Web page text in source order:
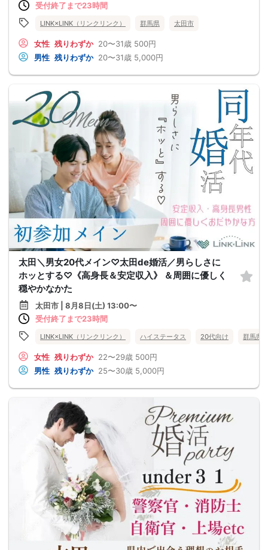
受付終了まで23時間
LINK×LINK（リンクリンク） 群馬県 太田市
女性 残りわずか 20〜31歳 500円
男性 残りわずか 20〜31歳 5,000円
太田＼男女20代メイン♡太田de婚活／男らしさに
ホッとする♡《高身長＆安定収入》 ＆周囲に優しく
穏やかなかた
太田市 | 8月8日(土) 13:00〜
受付終了まで23時間
LINK×LINK（リンクリンク） ハイステータス 20代向け 群馬県
女性 残りわずか 22〜29歳 500円
男性 残りわずか 25〜30歳 5,000円